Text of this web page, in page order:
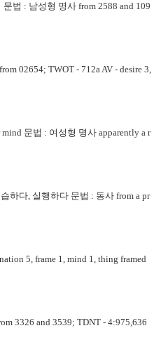
법 : 남성형 명사 from 2588 and 109
02654; TWOT - 712a AV - desire 3,
문법 : 여성형 명사 apparently a r
하다, 실행하다 문법 : 동사 from a pr
5, frame 1, mind 1, thing framed
3326 and 3539; TDNT - 4:975,636